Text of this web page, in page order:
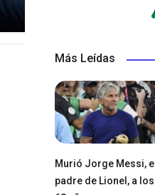
Más Leídas
Murió Jorge Messi, el
padre de Lionel, a los